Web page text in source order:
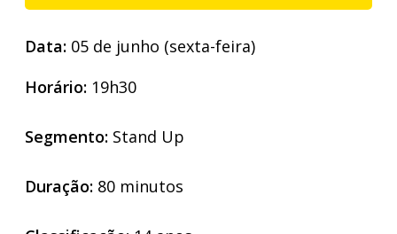
Data: 05 de junho (sexta-feira)
Horário: 19h30
Segmento: Stand Up
Duração: 80 minutos